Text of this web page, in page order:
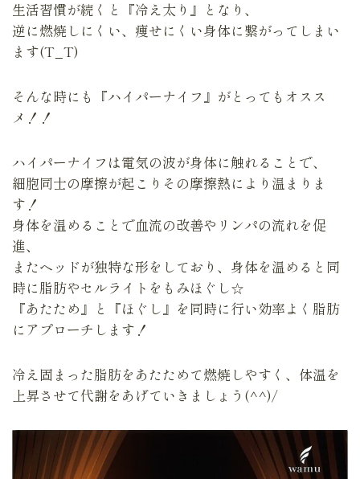
生活習慣が続くと『冷え太り』となり、
逆に燃焼しにくい、痩せにくい身体に繋がってしまい
ます(T_T)
そんな時にも『ハイパーナイフ』がとってもオスス
メ！！
ハイパーナイフは電気の波が身体に触れることで、
細胞同士の摩擦が起こりその摩擦熱により温まりま
す！
身体を温めることで血流の改善やリンパの流れを促
進、
またヘッドが独特な形をしており、身体を温めると同
時に脂肪やセルライトをもみほぐし☆
『あたため』と『ほぐし』を同時に行い効率よく脂肪
にアプローチします！
冷え固まった脂肪をあたためて燃焼しやすく、体温を
上昇させて代謝をあげていきましょう(^^)/